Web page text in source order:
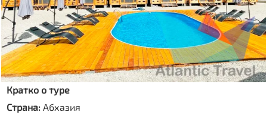
Кратко о туре
Страна:Абхазия